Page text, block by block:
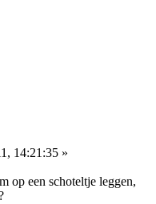
14:21:35 »
op een schoteltje leggen,